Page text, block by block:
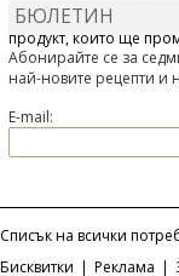
Отскоро Лесафр
продукт, който ще
БЮЛЕТИН
Абонирайте се за
най-новите рецепти и
E-mail:
Списък на всички
Бисквитки | Реклама |